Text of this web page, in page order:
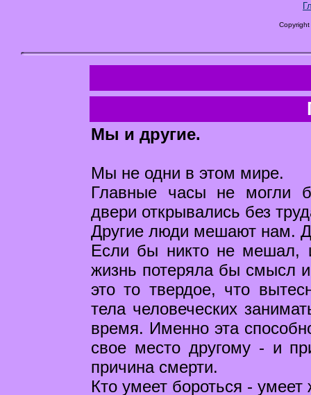
Мы и другие.
Мы не одни в этом мире.
Главные часы не могли
двери открывались без
Другие люди мешают нам.
Если бы никто не мешал,
жизнь потеряла бы смысл
это то твердое, что
тела человеческих
время. Именно эта
свое место другому - и
причина смерти.
Кто умеет бороться -